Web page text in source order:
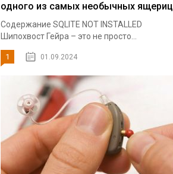
одного из самых необычных ящериц
Содержание SQLITE NOT INSTALLED
Шипохвост Гейра – это не просто...
1 01.09.2024